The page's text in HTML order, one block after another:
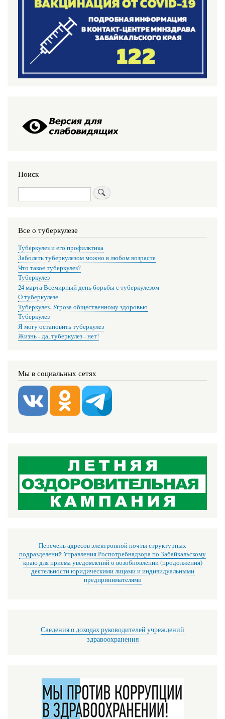
Поиск
Поиск
Все о туберкулезе
Туберкулез и его профилктика
Заболеть туберкулезом можно в любом возрасте
Что такое туберкулез?
Туберкулез
24 марта Всемирный день борьбы с туберкулезом
О туберкулезе
Туберкулез. Угроза общественному здоровью
Туберкулез
Я могу остановить туберкулез
Жизнь - да, туберкулез - нет!
Мы в социальных сетях
Перечень адресов электронной почты структурных
подразделений Управления Роспотребнадзора по Забайкальскому
краю для приема уведомлений о возобновлении (продолжения)
деятельности юридическими лицами и индивидуальными
предпринимателями
Сведения о доходах руководителей учреждений
здравоохранения